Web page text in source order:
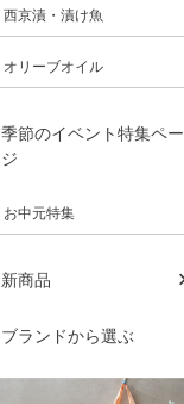
西京漬・漬け魚
オリーブオイル
季節のイベント特集ペー
ジ
お中元特集
新商品
ブランドから選ぶ